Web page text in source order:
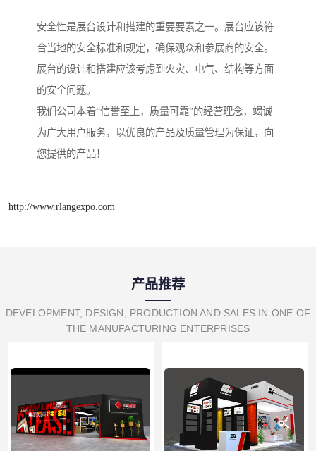
安全性是展台设计和搭建的重要要素之一。展台应该符
合当地的安全标准和规定，确保观众和参展商的安全。
展台的设计和搭建应该考虑到火灾、电气、结构等方面
的安全问题。
我们公司本着“信誉至上，质量可靠”的经营理念，竭诚
为广大用户服务，以优良的产品及质量管理为保证，向
您提供的产品！
http://www.rlangexpo.com
产品推荐
DEVELOPMENT, DESIGN, PRODUCTION AND SALES IN ONE OF
THE MANUFACTURING ENTERPRISES